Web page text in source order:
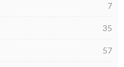
7
35
57